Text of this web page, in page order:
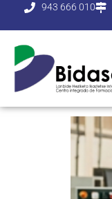
943 666 010